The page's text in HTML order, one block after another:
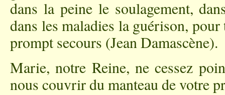
dans la peine le soulagement,
dans les maladies la guérison,
prompt secours (Jean Damascène).
Marie, notre Reine, ne cessez
nous couvrir du manteau de votre